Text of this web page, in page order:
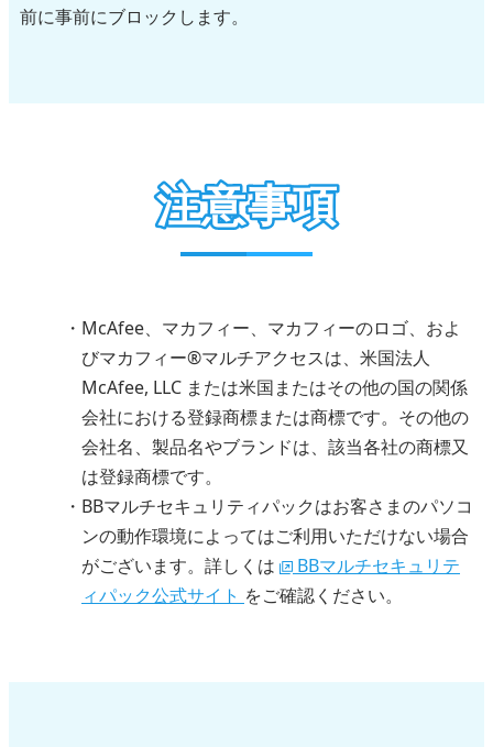
前に事前にブロックします。
注意事項
McAfee、マカフィー、マカフィーのロゴ、およ
びマカフィー®マルチアクセスは、米国法人
McAfee, LLC または米国またはその他の国の関係
会社における登録商標または商標です。その他の
会社名、製品名やブランドは、該当各社の商標又
は登録商標です。
BBマルチセキュリティパックはお客さまのパソコ
ンの動作環境によってはご利用いただけない場合
がございます。詳しくは
BBマルチセキュリテ
ィパック公式サイト をご確認ください。